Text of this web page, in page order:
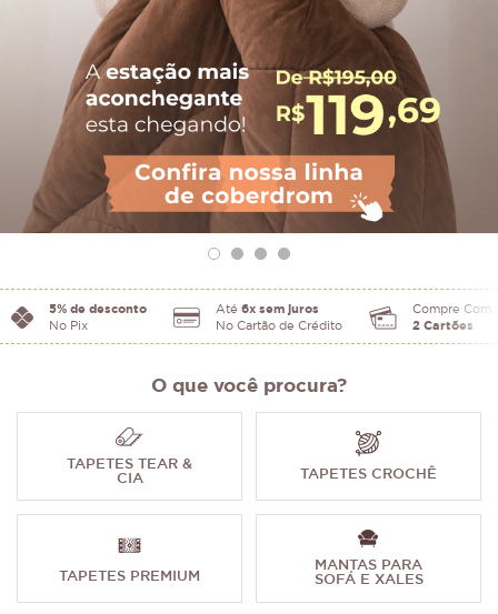
5% de desconto
No Pix
Até 6x sem juros
No Cartão de Crédito
Compre Com
2 Cartões
O que você procura?
TAPETES TEAR &
CIA
TAPETES CROCHÊ
TAPETES PREMIUM
MANTAS PARA
SOFÁ E XALES